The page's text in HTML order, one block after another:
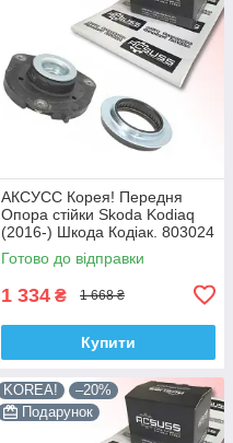
АКСУСС Корея! Передня
Опора стійки Skoda Kodiaq
(2016-) Шкода Кодіак. 803024
, KB657.27 , VKDA35167
Готово до відправки
1 334 ₴ 1 668 ₴
Купити
KOREA!
–20%
Подарунок